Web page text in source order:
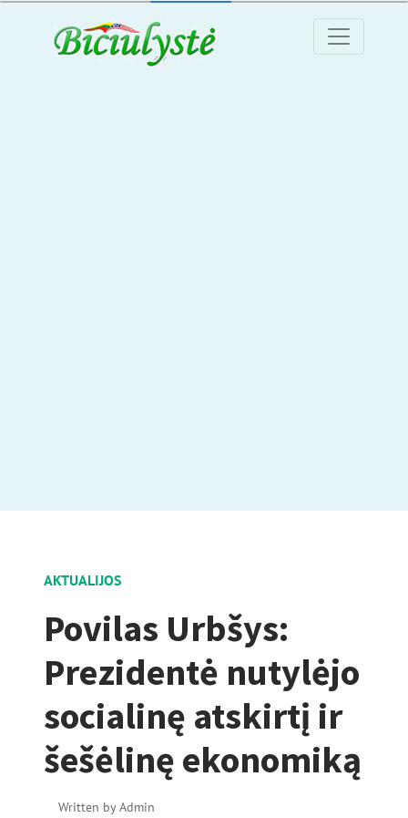
AKTUALIJOS
Povilas Urbšys:
Prezidentė nutylėjo
socialinę atskirtį ir
šešėlinę ekonomiką
Written byAdmin